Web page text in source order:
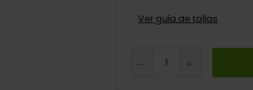
Ver guía de tallas